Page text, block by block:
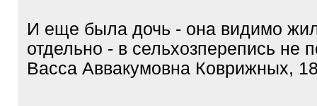
И еще была дочь - она видимо
отдельно - в сельхозперепись не
Васса Аввакумовна Коврижных,